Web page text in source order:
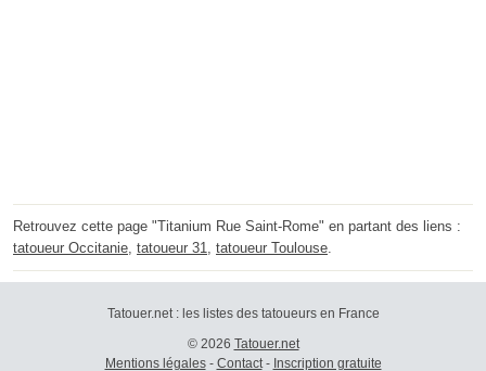
Retrouvez cette page "Titanium Rue Saint-Rome" en partant des liens :
tatoueur Occitanie tatoueur 31 tatoueur Toulouse
Tatouer.net : les listes des tatoueurs en France
© 2026 Tatouer.net
Mentions légales- Contact- Inscription gratuite